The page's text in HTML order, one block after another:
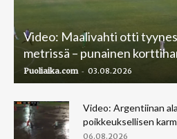
Video: Maalivahti otti
metrissä – punainen
Puoliaika.com - 03.08.2026
Video: Argentiinan
poikkeuksellisen
06.08.2026